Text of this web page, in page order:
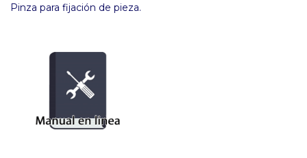
Pinza para fijación de pieza.